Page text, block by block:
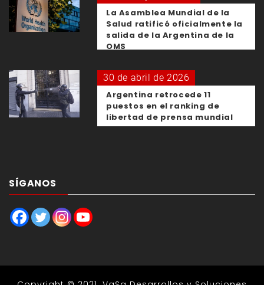
La Asamblea Mundial de la
Salud ratificó oficialmente la
salida de la Argentina de la
OMS
30 de abril de 2026
Argentina retrocede 11
puestos en el ranking de
libertad de prensa mundial
SÍGANOS